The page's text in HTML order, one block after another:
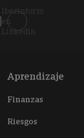
Iberinform
en
Linkedin
Aprendizaje
Finanzas
Riesgos